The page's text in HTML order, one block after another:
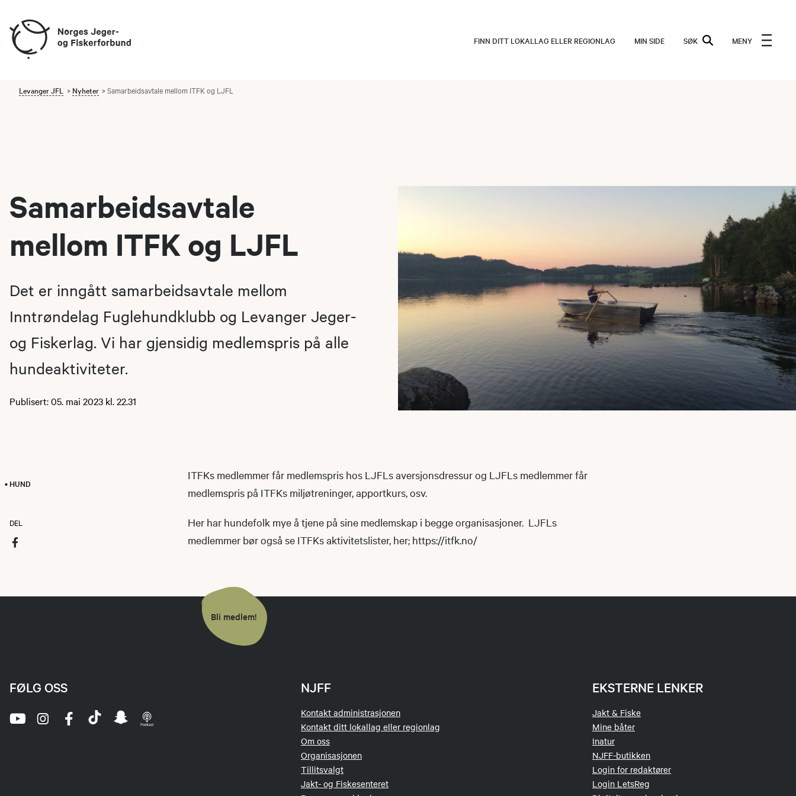
FINN DITT LOKALLAG ELLER REGIONLAG MIN SIDE SØK MENY
Levanger JFL Nyheter Samarbeidsavtale mellom ITFK og LJFL
Samarbeidsavtale
mellom ITFK og LJFL
Det er inngått samarbeidsavtale mellom
Inntrøndelag Fuglehundklubb og Levanger Jeger-
og Fiskerlag. Vi har gjensidig medlemspris på alle
hundeaktiviteter.
Publisert: 05. mai 2023 kl. 22.31
• HUND
DEL
ITFKs medlemmer får medlemspris hos LJFLs aversjonsdressur og LJFLs medlemmer får
medlemspris på ITFKs miljøtreninger, apportkurs, osv.
Her har hundefolk mye å tjene på sine medlemskap i begge organisasjoner. LJFLs
medlemmer bør også se ITFKs aktivitetslister, her; https://itfk.no/
Bli medlem!
NJFF
Kontakt administrasjonen
Kontakt ditt lokallag eller regionlag
Om oss
Organisasjonen
Tillitsvalgt
Jakt- og Fiskesenteret
EKSTERNE LENKER
Jakt & Fiske
Mine båter
Inatur
NJFF-butikken
Login for redaktører
Login LetsReg
FØLG OSS